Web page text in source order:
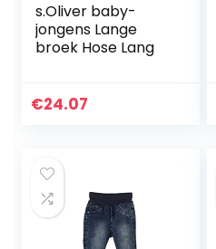
s.Oliver baby-
jongens Lange
broek Hose Lang
€24.07